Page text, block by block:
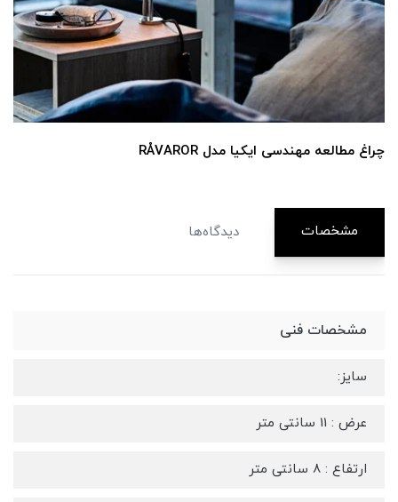
چراغ مطالعه مهندسی ایکیا مدل RÅVAROR
مشخصات دیدگاه‌ها
مشخصات فنی
سایز:
عرض : 11 سانتی متر
ارتفاع : 8 سانتی متر